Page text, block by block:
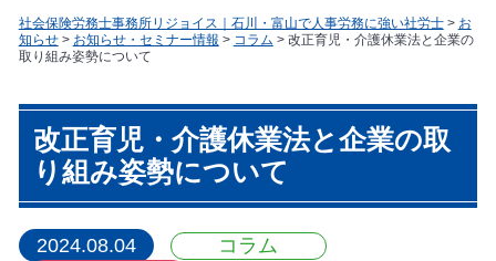
社会保険労務士事務所リジョイス｜石川・富山で人事労務に強い社労士> お
知らせ> お知らせ・セミナー情報 > コラム > 改正育児・介護休業法と企業の
取り組み姿勢について
改正育児・介護休業法と企業の取
り組み姿勢について
2024.08.04
コラム